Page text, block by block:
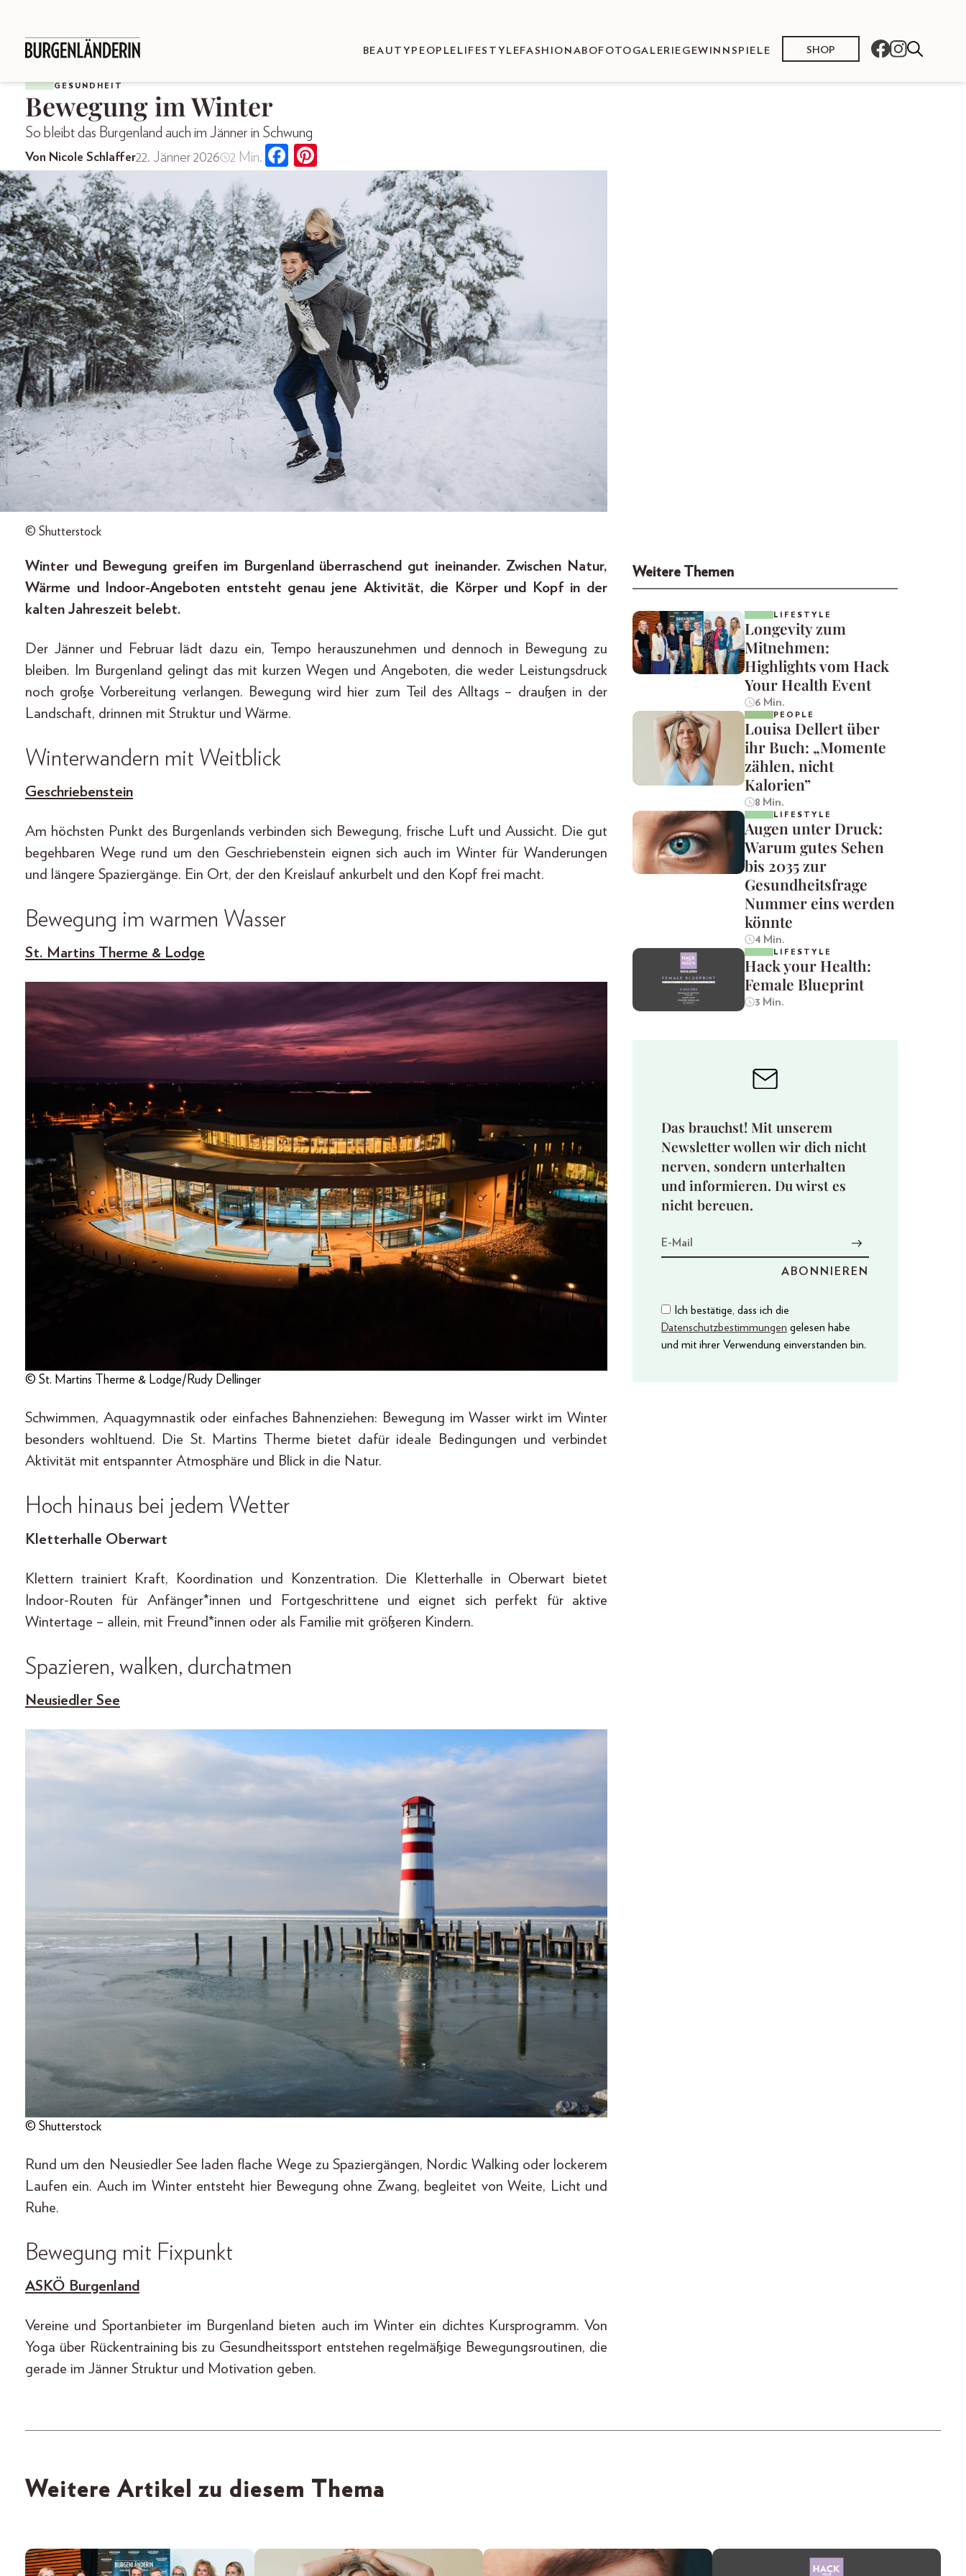
BEAUTY PEOPLE LIFESTYLEFASHION ABOFOTOGALERIE GEWINNSPIELE SHOP
GESUNDHEIT
Bewegung im Winter
So bleibt das Burgenland auch im Jänner in Schwung
Von Nicole Schlaffer22. Jänner 2026 2 Min.
© Shutterstock
Winter und Bewegung greifen im Burgenland überraschend gut ineinander. Zwischen Natur,
Wärme und Indoor-Angeboten entsteht genau jene Aktivität, die Körper und Kopf in der
kalten Jahreszeit belebt.
Der Jänner und Februar lädt dazu ein, Tempo herauszunehmen und dennoch in Bewegung zu
bleiben. Im Burgenland gelingt das mit kurzen Wegen und Angeboten, die weder Leistungsdruck
noch große Vorbereitung verlangen. Bewegung wird hier zum Teil des Alltags – draußen in der
Landschaft, drinnen mit Struktur und Wärme.
Winterwandern mit Weitblick
Geschriebenstein
Am höchsten Punkt des Burgenlands verbinden sich Bewegung, frische Luft und Aussicht. Die gut
begehbaren Wege rund um den Geschriebenstein eignen sich auch im Winter für Wanderungen
und längere Spaziergänge. Ein Ort, der den Kreislauf ankurbelt und den Kopf frei macht.
Bewegung im warmen Wasser
St. Martins Therme & Lodge
© St. Martins Therme & Lodge/Rudy Dellinger
Schwimmen, Aquagymnastik oder einfaches Bahnenziehen: Bewegung im Wasser wirkt im Winter
besonders wohltuend. Die St. Martins Therme bietet dafür ideale Bedingungen und verbindet
Aktivität mit entspannter Atmosphäre und Blick in die Natur.
Hoch hinaus bei jedem Wetter
Kletterhalle Oberwart
Klettern trainiert Kraft, Koordination und Konzentration. Die Kletterhalle in Oberwart bietet
Indoor-Routen für Anfänger*innen und Fortgeschrittene und eignet sich perfekt für aktive
Wintertage – allein, mit Freund*innen oder als Familie mit größeren Kindern.
Spazieren, walken, durchatmen
Neusiedler See
© Shutterstock
Rund um den Neusiedler See laden flache Wege zu Spaziergängen, Nordic Walking oder lockerem
Laufen ein. Auch im Winter entsteht hier Bewegung ohne Zwang, begleitet von Weite, Licht und
Ruhe.
Bewegung mit Fixpunkt
ASKÖ Burgenland
Vereine und Sportanbieter im Burgenland bieten auch im Winter ein dichtes Kursprogramm. Von
Yoga über Rückentraining bis zu Gesundheitssport entstehen regelmäßige Bewegungsroutinen, die
gerade im Jänner Struktur und Motivation geben.
Weitere Themen
LIFESTYLE
Longevity zum
Mitnehmen:
Highlights vom Hack
Your Health Event
6 Min.
PEOPLE
Louisa Dellert über
ihr Buch: „Momente
zählen, nicht
Kalorien”
8 Min.
LIFESTYLE
Augen unter Druck:
Warum gutes Sehen
bis 2035 zur
Gesundheitsfrage
Nummer eins werden
könnte
4 Min.
LIFESTYLE
Hack your Health:
Female Blueprint
3 Min.
Das brauchst! Mit unserem
Newsletter wollen wir dich nicht
nerven, sondern unterhalten
und informieren. Du wirst es
nicht bereuen.
Ich bestätige, dass ich die
Datenschutzbestimmungen gelesen habe
und mit ihrer Verwendung einverstanden bin.
Weitere Artikel zu diesem Thema